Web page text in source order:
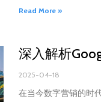
Read More »
深入解析
2025-04-18
在当今数字营销的时